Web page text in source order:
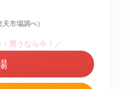
市場調べ）
買うなら今！／